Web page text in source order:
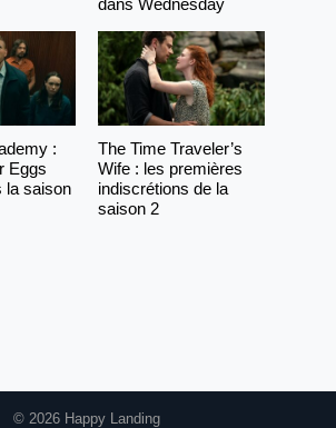
dans Wednesday
:
Eggs
la saison
The Time Traveler’s
Wife : les premières
indiscrétions de la
saison 2
© 2026 Happy Landing